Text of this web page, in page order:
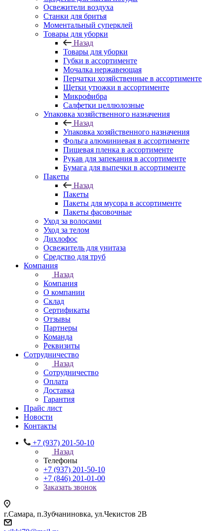
Освежители воздуха
Станки для бритья
Моментальный суперклей
Товары для уборки
Назад
Товары для уборки
Губки в ассортименте
Мочалка нержавеющая
Перчатки хозяйственные в ассортименте
Щетки утюжки в ассортименте
Микрофибра
Салфетки целлюлозные
Упаковка хозяйственного назначения
Назад
Упаковка хозяйственного назначения
Фольга алюминиевая в ассортименте
Пищевая пленка в ассортименте
Рукав для запекания в ассортименте
Бумага для выпечки в ассортименте
Пакеты
Назад
Пакеты
Пакеты для мусора в ассортименте
Пакеты фасовочные
Уход за волосами
Уход за телом
Дихлофос
Освежитель для унитаза
Средство для труб
Компания
Назад
Компания
О компании
Склад
Сертификаты
Отзывы
Партнеры
Команда
Реквизиты
Сотрудничество
Назад
Сотрудничество
Оплата
Доставка
Гарантия
Прайс лист
Новости
Контакты
+7 (937) 201-50-10
Назад
Телефоны
+7 (937) 201-50-10
+7 (846) 201-01-00
Заказать звонок
г.Самара, п.Зубчаниновка, ул.Чекистов 2В